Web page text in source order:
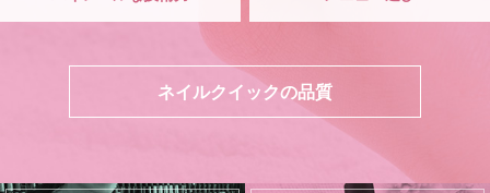
ネイルクイックの品質